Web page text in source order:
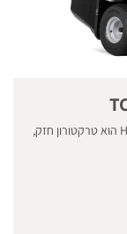
טרקטורון עצמתי לגנים גדולים. Husqvarna TC 242 T הוא טרקטורון חזק,